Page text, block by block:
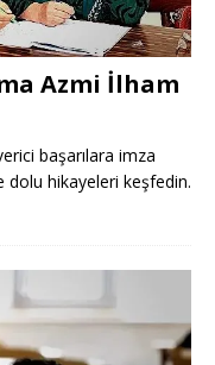
Azmi İlham
başarılara imza
dolu hikayeleri keşfedin.